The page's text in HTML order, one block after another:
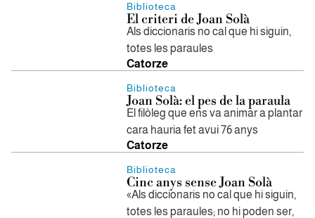
Biblioteca
El criteri de Joan Solà
Als diccionaris no cal que hi siguin,
totes les paraules
Catorze
Biblioteca
Joan Solà: el pes de la paraula
El filòleg que ens va animar a plantar
cara hauria fet avui 76 anys
Catorze
Biblioteca
Cinc anys sense Joan Solà
«Als diccionaris no cal que hi siguin,
totes les paraules; no hi poden ser,